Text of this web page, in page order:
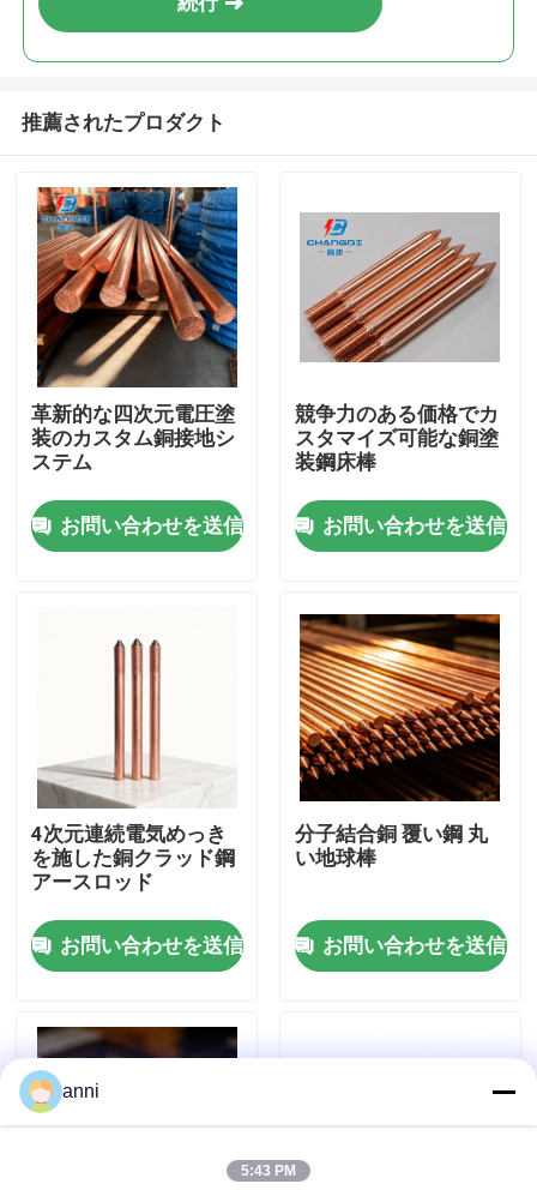
会社案内
品質管理
お問い合わせ
ニュース
すべての場合
推薦されたプロダクト
革新的な四次元電圧塗
装のカスタム銅接地シ
ステム
お問い合わせを送信
競争力のある価格でカ
スタマイズ可能な銅塗
装鋼床棒
お問い合わせを送信
4次元連続電気めっき
を施した銅クラッド鋼
アースロッド
お問い合わせを送信
分子結合銅 覆い鋼 丸
い地球棒
お問い合わせを送信
anni
5:43 PM